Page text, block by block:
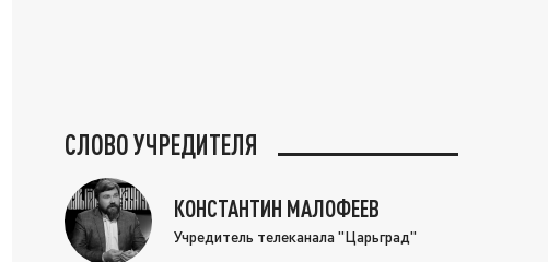
СЛОВО УЧРЕДИТЕЛЯ
КОНСТАНТИН МАЛОФЕЕВ
Учредитель телеканала "Царьград"